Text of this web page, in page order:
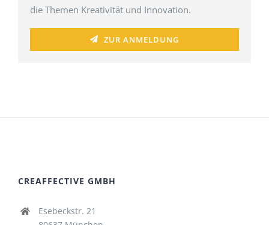
die Themen Kreativität und Innovation.
ZUR ANMELDUNG
CREAFFECTIVE GMBH
Esebeckstr. 21